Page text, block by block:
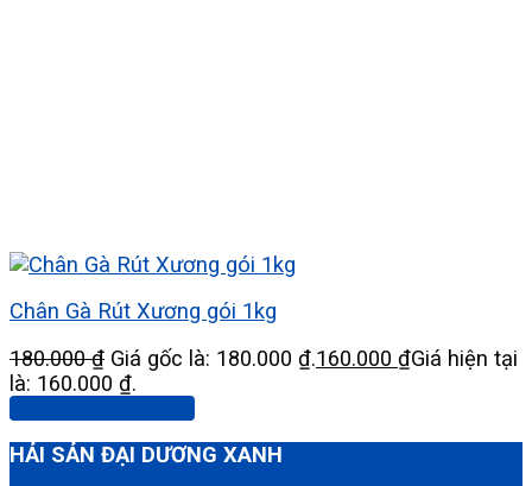
Chân Gà Rút Xương gói 1kg
180.000₫ Giá gốc là: 180.000 ₫.160.000 ₫Giá hiện tại
là: 160.000 ₫.
Thêm vào giỏ hàng
HẢI SẢN ĐẠI DƯƠNG XANH